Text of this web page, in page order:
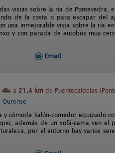
vistas sobre la ría de Pontevedra,
de la costa o para escapar del
una inmejorable vista sobre la ría
y con parada de autobús muy
Email
a 21,4 km de Puentecaldelas
cómoda Salón-comedor equipado
además de un sofá-cama ven el
por el entorno hay varios